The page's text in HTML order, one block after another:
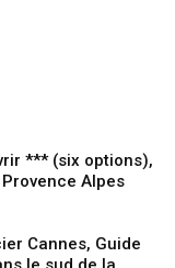
*** (six options),
Provence Alpes
Cannes, Guide